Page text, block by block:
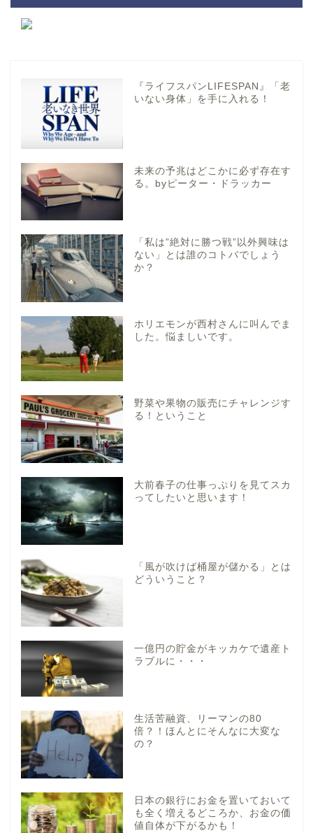
『ライフスパンLIFESPAN』「老
いない身体」を手に入れる！
未来の予兆はどこかに必ず存在す
る。byピーター・ドラッカー
「私は”絶対に勝つ戦”以外興味は
ない」とは誰のコトバでしょう
か？
ホリエモンが西村さんに叫んでま
した。悩ましいです。
野菜や果物の販売にチャレンジす
る！ということ
大前春子の仕事っぷりを見てスカ
ってしたいと思います！
「風が吹けば桶屋が儲かる」とは
どういうこと？
一億円の貯金がキッカケで遺産ト
ラブルに・・・
生活苦融資、リーマンの80
倍？！ほんとにそんなに大変な
の？
日本の銀行にお金を置いておいて
も全く増えるどころか、お金の価
値自体が下がるかも！